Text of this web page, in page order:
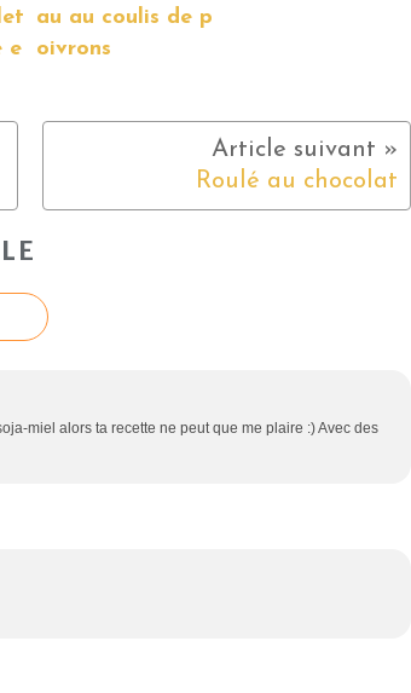
e
au au coulis de p
oivrons
Roulé au chocolat
miel alors ta recette ne peut que me plaire :) Avec des